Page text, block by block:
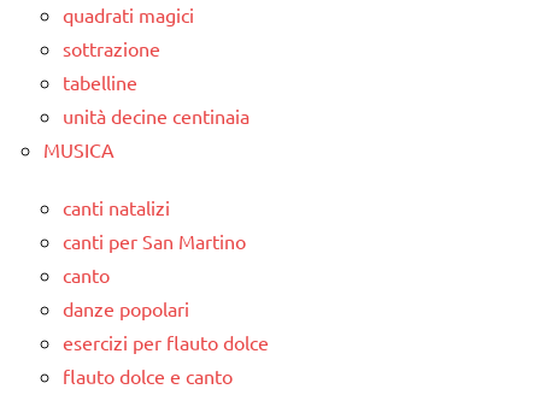
quadrati magici
sottrazione
tabelline
unità decine centinaia
MUSICA
canti natalizi
canti per San Martino
canto
danze popolari
esercizi per flauto dolce
flauto dolce e canto